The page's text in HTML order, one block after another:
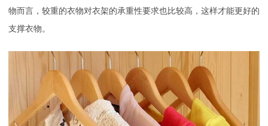
物而言，较重的衣物对衣架的承重性要求也比较高，这样才能更好的
支撑衣物。